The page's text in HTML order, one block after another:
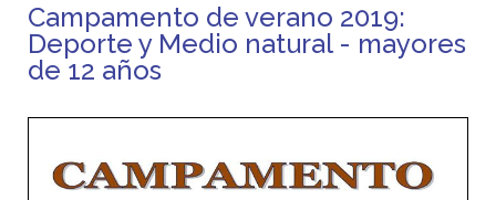
Campamento de verano 2019:
Deporte y Medio natural - mayores
de 12 años